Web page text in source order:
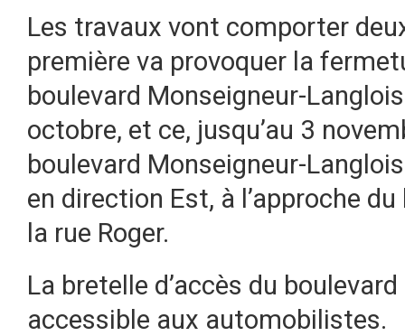
Les travaux vont comporter
première va provoquer la
boulevard Monseigneur-
octobre, et ce, jusqu’au 3
boulevard Monseigneur-
en direction Est, à l’approche du
la rue Roger.
La bretelle d’accès du
accessible aux automobilistes.